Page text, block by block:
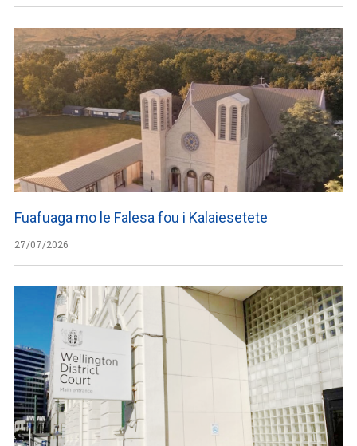
Fuafuaga mo le Falesa fou i Kalaiesetete
27/07/2026